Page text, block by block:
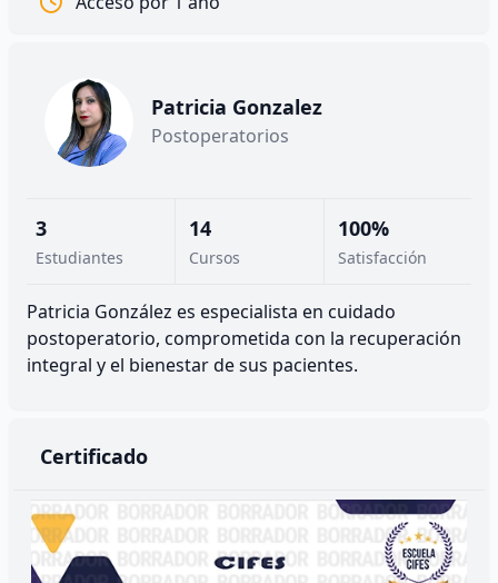
Patricia Gonzalez
Postoperatorios
3
Estudiantes
14
Cursos
100%
Satisfacción
Patricia González es especialista en cuidado
postoperatorio, comprometida con la recuperación
integral y el bienestar de sus pacientes.
Certificado